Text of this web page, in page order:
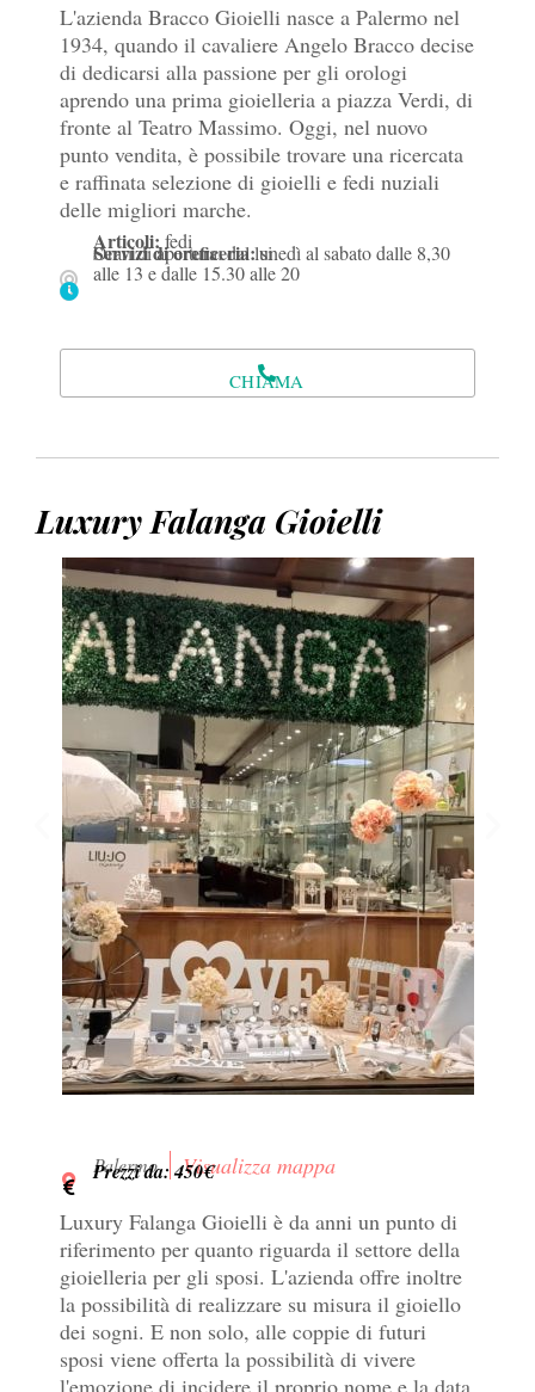
L'azienda Bracco Gioielli nasce a Palermo nel
1934, quando il cavaliere Angelo Bracco decise
di dedicarsi alla passione per gli orologi
aprendo una prima gioielleria a piazza Verdi, di
fronte al Teatro Massimo. Oggi, nel nuovo
punto vendita, è possibile trovare una ricercata
e raffinata selezione di gioielli e fedi nuziali
delle migliori marche.
Articoli:fedi
Servizi di oreficeria:si
Orari di apertura: dal lunedì al sabato dalle 8,30
alle 13 e dalle 15.30 alle 20
CHIAMA
Luxury Falanga Gioielli
Palermo Visualizza mappa
Prezzi da: 450€
Luxury Falanga Gioielli è da anni un punto di
riferimento per quanto riguarda il settore della
gioielleria per gli sposi. L'azienda offre inoltre
la possibilità di realizzare su misura il gioiello
dei sogni. E non solo, alle coppie di futuri
sposi viene offerta la possibilità di vivere
l'emozione di incidere il proprio nome e la data